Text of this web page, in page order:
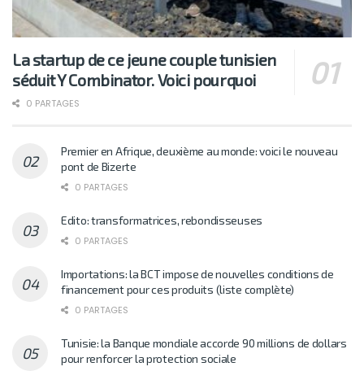
La startup de ce jeune couple tunisien
séduit Y Combinator. Voici pourquoi
0 PARTAGES
Premier en Afrique, deuxième au monde: voici le nouveau
pont de Bizerte
0 PARTAGES
Edito: transformatrices, rebondisseuses
0 PARTAGES
Importations: la BCT impose de nouvelles conditions de
financement pour ces produits (liste complète)
0 PARTAGES
Tunisie: la Banque mondiale accorde 90 millions de dollars
pour renforcer la protection sociale